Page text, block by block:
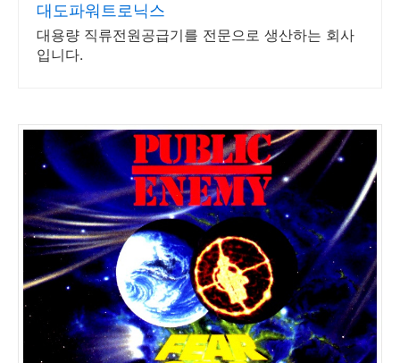
대도파워트로닉스
대용량 직류전원공급기를 전문으로 생산하는 회사
입니다.